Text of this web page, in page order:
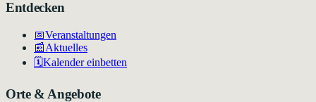
Entdecken
📅Veranstaltungen
📰Aktuelles
🗓️Kalender einbetten
Orte & Angebote